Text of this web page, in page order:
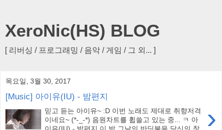
XeroNic(HS) BLOG
[ 리버싱 / 프로그래밍 / 음악 / 게임 / 그 외... ]
목요일, 3월 30, 2017
[Music] 아이유(IU) - 밤편지
›
믿고 듣는 아이유~ :D 이번 노래도 제대로 취향저격
이네요~ (*-_-*) 음원차트를 휩쓸고 있는 중... ㅋ 아